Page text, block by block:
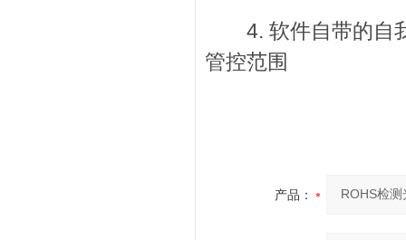
4. 软件自带的自我
管控范围
产品：